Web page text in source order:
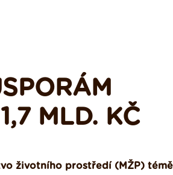
MLD. KČ
životního prostředí (MŽP)